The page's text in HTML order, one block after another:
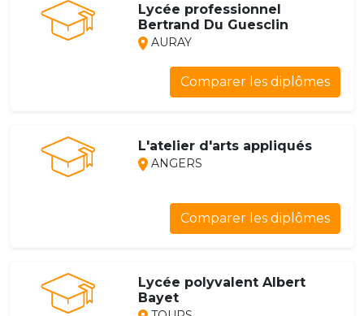
Lycée professionnel
Bertrand Du Guesclin
AURAY
Comparer les diplômes
L'atelier d'arts appliqués
ANGERS
Comparer les diplômes
Lycée polyvalent Albert
Bayet